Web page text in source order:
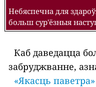
Небяспечна для
больш сур'ёзныя
Каб даведацца
забруджванне,
«Якасць паветра»